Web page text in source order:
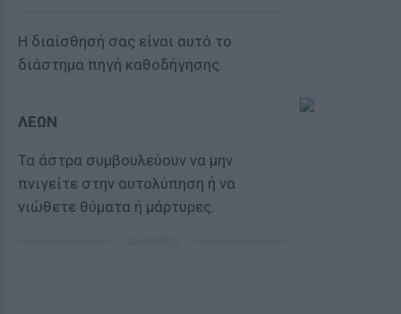
Η διαίσθησή σας είναι αυτό το
διάστημα πηγή καθοδήγησης.
ΛΕΩΝ
Τα άστρα συμβουλεύουν να μην
πνιγείτε στην αυτολύπηση ή να
νιώθετε θύματα ή μάρτυρες.